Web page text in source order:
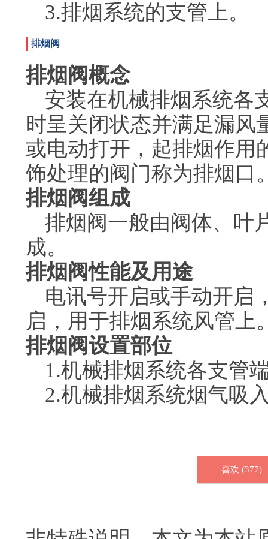
3.排烟系统的支管上。
排烟阀
排烟阀概念
安装在机械排烟系统各
时呈关闭状态并满足漏风
或电动打开，起排烟作用
饰处理的阀门称为排烟口
排烟阀组成
排烟阀一般由阀体、叶
成。
排烟阀性能及用途
电讯号开启或手动开启
启，用于排烟系统风管上
排烟阀设置部位
1.机械排烟系统各支管
2.机械排烟系统烟气吸
喜欢 (377)